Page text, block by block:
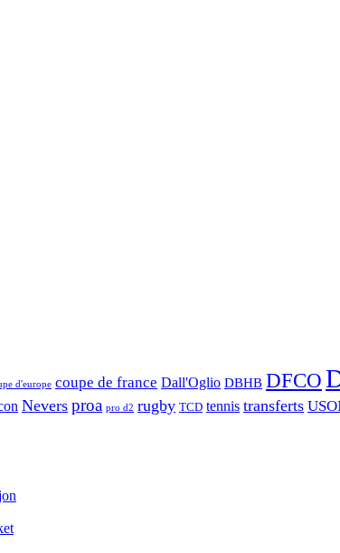
d'europe coupe de france Dall'Oglio DBHB DFCO
Nevers proa pro d2 rugby TCD tennis transferts